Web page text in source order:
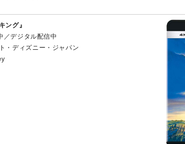
ング』
／デジタル配信中
・ディズニー・ジャパン